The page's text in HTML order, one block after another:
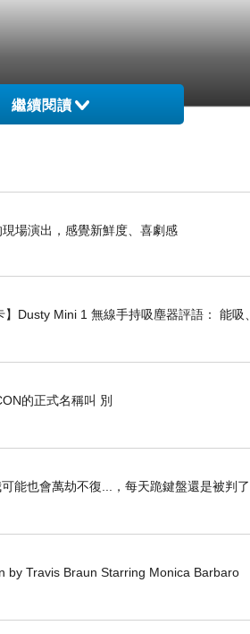
繼續閱讀
場演出，感覺新鮮度、喜劇感
Dusty Mini 1 無線手持吸塵器評語： 能吸
的正式名稱叫 別
能也會萬劫不復...，每天跪鍵盤還是被判
by Travis Braun Starring Monica Barbaro